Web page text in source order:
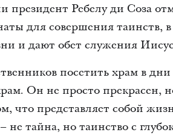
президент Ребелу ди Соза
для совершения таинств,
и дают обет служения
посетить храм в
Он не просто прекрасен,
что представляет собой
не тайна, но таинство с